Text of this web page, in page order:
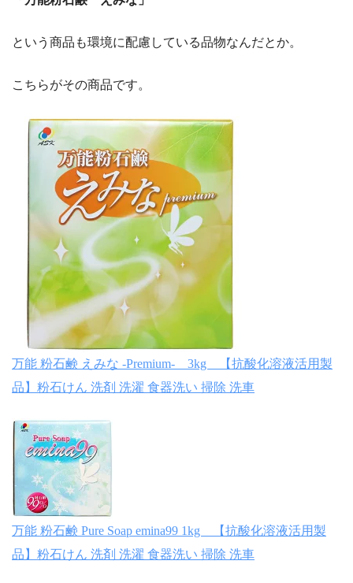
という商品も環境に配慮している品物なんだとか。
こちらがその商品です。
万能 粉石鹸 えみな -Premium- 3kg 【抗酸化溶液活用製
品】粉石けん 洗剤 洗濯 食器洗い 掃除 洗車
万能 粉石鹸 Pure Soap emina99 1kg 【抗酸化溶液活用製
品】粉石けん 洗剤 洗濯 食器洗い 掃除 洗車